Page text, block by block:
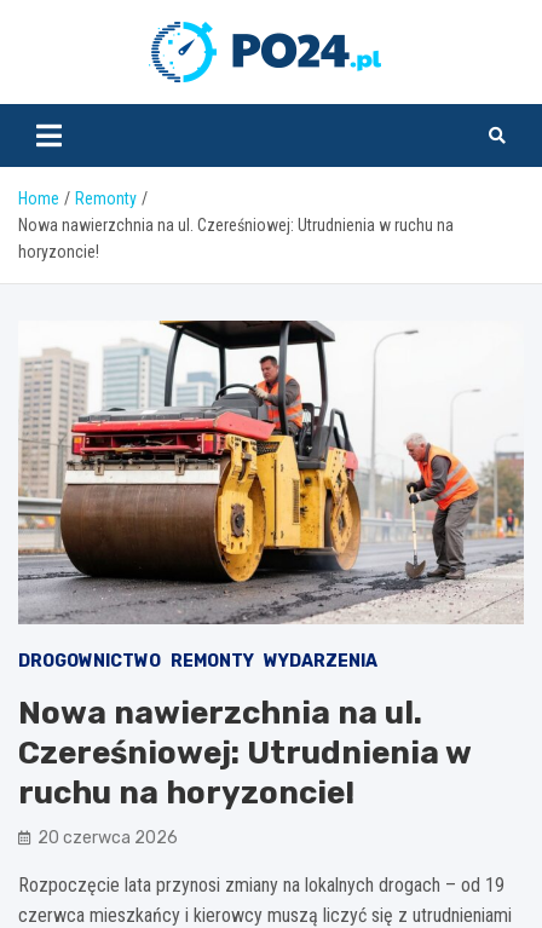
Home
Remonty
Nowa nawierzchnia na ul. Czereśniowej: Utrudnienia w ruchu na
horyzoncie!
DROGOWNICTWO REMONTY WYDARZENIA
Nowa nawierzchnia na ul.
Czereśniowej: Utrudnienia w
ruchu na horyzoncie!
20 czerwca 2026
Rozpoczęcie lata przynosi zmiany na lokalnych drogach – od 19
czerwca mieszkańcy i kierowcy muszą liczyć się z utrudnieniami